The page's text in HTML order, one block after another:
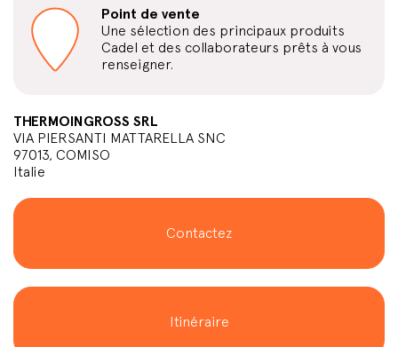
Point de vente
Une sélection des principaux produits
Cadel et des collaborateurs prêts à vous
renseigner.
THERMOINGROSS SRL
VIA PIERSANTI MATTARELLA SNC
97013, COMISO
Italie
Contactez
Itinéraire